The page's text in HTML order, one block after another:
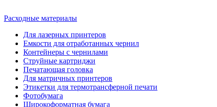
Расходные материалы
Для лазерных принтеров
Емкости для отработанных чернил
Контейнеры с чернилами
Струйные картриджи
Печатающая головка
Для матричных принтеров
Этикетки для термотрансферной печати
Фотобумага
Широкоформатная бумага